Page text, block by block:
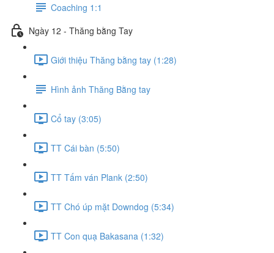
Coaching 1:1
Ngày 12 - Thăng bằng Tay
Giới thiệu Thăng bằng tay (1:28)
Hình ảnh Thăng Bằng tay
Cổ tay (3:05)
TT Cái bàn (5:50)
TT Tấm ván Plank (2:50)
TT Chó úp mặt Downdog (5:34)
TT Con quạ Bakasana (1:32)